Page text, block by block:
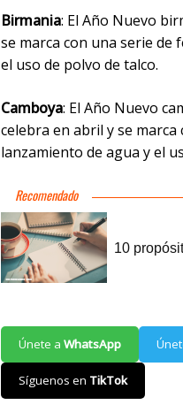
Birmania: El Año Nuevo
se marca con una serie de
el uso de polvo de talco.
Camboya: El Año Nuevo
celebra en abril y se
lanzamiento de agua y el
Únete a WhatsApp
Síguenos en TikTok